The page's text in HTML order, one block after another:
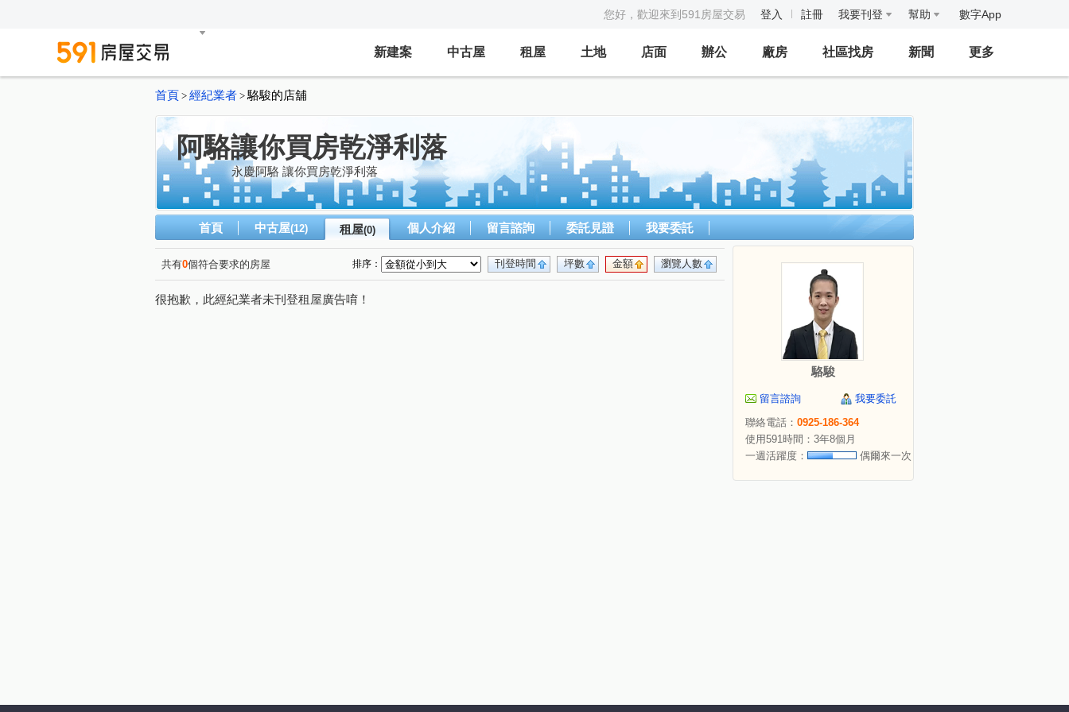
您好，歡迎來到591房屋交易 登入 註冊 我要刊登 幫助 數字App
新建案 中古屋 租屋 土地 店面 辦公 廠房 社區找房 新聞 更多
首頁 > 經紀業者 >駱駿的店舖
阿駱讓你買房乾淨利落
永慶阿駱 讓你買房乾淨利落
首頁 中古屋(12) 租屋(0) 個人介紹 留言諮詢 委託見證 我要委託
共有0個符合要求的房屋 瀏覽人數
金額
坪數
刊登時間
排序：
很抱歉，此經紀業者未刊登租屋廣告唷！
駱駿
留言諮詢
我要委託
聯絡電話： 0925-186-364
使用591時間：3年8個月
一週活躍度：
偶爾來一次